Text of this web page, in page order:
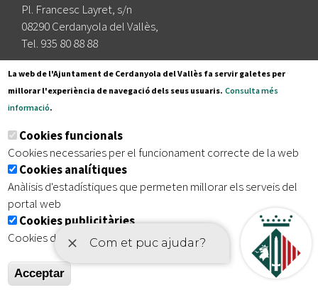
Pl. Francesc Layret, s/n
08290 Cerdanyola del Vallès,
Tel. 935 80 88 88
Segueix-nos a:
Subscriu-te al nostre butlletí
Inici | Avís legal | Protecció de dades
| Accessibilitat
La web de l'Ajuntament de Cerdanyola del Vallès fa servir galetes per
millorar l'experiència de navegació dels seus usuaris. Consulta més
informació.
Cookies funcionals
Cookies necessaries per el funcionament correcte de la web
Cookies analítiques
Anàlisis d'estadístiques que permeten millorar els serveis del
portal web
Cookies publicitàries
Cookies de tercers amb finalitat publicitària
Acceptar